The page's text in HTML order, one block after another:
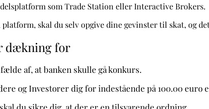
som Trade Station eller Interactive Brokers.
skal du selv opgive dine gevinster til skat, og
dækning for
af, at banken skulle gå konkurs.
og Investorer dig for indestående på 100.00 euro